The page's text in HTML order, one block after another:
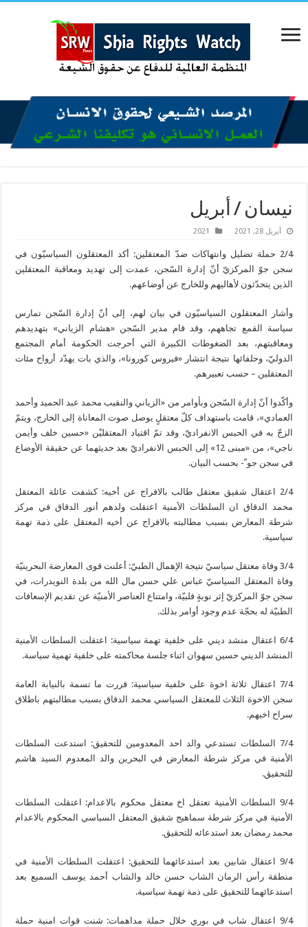
نيسان / أبريل
أبريل 28, 2021 2021
2/4 حملة تضليل وانتهاكات ضدّ المعتقلين: أكد المعتقلون السياسيّون في
سجن جوّ المركزيّ أنّ إدارة السّجن، عمدت إلى تهديد ومعاقبة المعتقلين
الذين يتحدّثون لأهاليهم وللخارج عن أوضاعهم.
وأشار المعتقلون السياسيّون في بيان لهم، إلى أنّ إدارة السّجن تمارس
سياسة القمع تجاههم، وقد قام مدير السّجن «هشام الزياني» بتهديدهم
ومعاقبتهم، بعد الضغوطات الكبيرة التي أحرجت الحكومة أمام المجتمع
الدوليّ، وحلفائها نتيجة انتشار «فيروس كورونا»، والذي بات يهدّد أرواح مئات
المعتقلين – حسب تعبيرهم.
وأكّدوا أنّ إدارة السّجن وبأوامر من «الزياني والنقيب محمد عبد الحميد وأحمد
العمادي»، قامت باستهداف كلّ معتقلٍ يوصل صوت المعاناة إلى الخارج، ويتمّ
الزجّ به في الحبس الانفراديّ، وقد تمّ اقتياد المعتقليْن «حسين خلف وأيمن
ناجي»، من «مبنى 12» إلى الحبس الانفراديّ بعد حديثهما عن حقيقة الأوضاع
في سجن جو ّ- بحسب البيان.
2/4 اعتقال شقيق معتقل طالب بالافراج عن أخيه: كشفت عائلة المعتقل
محمد الدقاق ان السلطات الأمنية اعتقلت ولدهم أنور الدقاق في مركز
شرطة المعارض بسبب مطالبته بالافراج عن أخيه المعتقل على ذمة تهمة
سياسية.
3/4 وفاة معتقل سياسيّ نتيجة الإهمال الطبيّ: أعلنت قوى المعارضة البحرينيّة
وفاة المعتقل السياسيّ عباس علي حسن مال الله من بلدة النويدرات، في
سجن جوّ المركزيّ إثر نوبةٍ قلبيّة، وامتناع العناصر الأمنيّة عن تقديم الإسعافات
الطبيّة له بحجّة عدم وجود أوامر بذلك.
6/4 اعتقال منشد ديني على خلفية تهمة سياسية: اعتقلت السلطات الأمنية
المنشد الديني حسين سهوان اثناء جلسة محاكمته على خلفية تهمية سياسة.
7/4 اعتقال ثلاثة اخوة على خلفية سياسية: قررت ما تسمة بالنيابة العامة
سجن الاخوة الثلاث للمعتقل السياسي محمد الدقاق بسبب مطالبتهم باطلاق
سراح اخيهم.
‏7/4 السلطات تستدعي والد احد المعدومين للتحقيق: استدعت السلطات
الأمنية في مركز شرطة المعارض في البحرين والد المعدوم السيد هاشم
للتحقيق.
9/4 السلطات الأمنية تعتقل اخ معتقل محكوم بالاعدام: اعتقلت السلطات
الأمنية في مركز شرطة سماهيج شقيق المعتقل السياسي المحكوم بالاعدام
محمد رمضان بعد استدعائه للتحقيق.
9/4 اعتقال شابين بعد استدعائهما للتحقيق: اعتقلت السلطات الأمنية في
منطقة رأس الرمان الشاب حسن خالد والشاب أحمد يوسف السميع بعد
استدعائهما للتحقيق على ذمة تهمة سياسية.
‏‏9/4 اعتقال شاب في بوري خلال حملة مداهمات: شنت قوات امنية حملة